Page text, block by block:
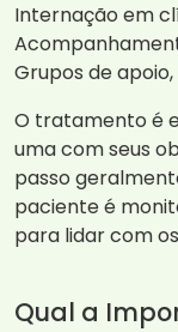
Internação em
Grupos de
O tratamento é
uma com seus
passo
paciente é
para lidar com
Qual a